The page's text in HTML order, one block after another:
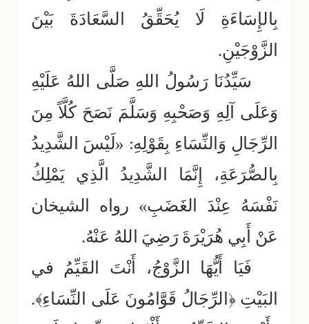
بِالإِسَاءَةِ لَا يُحَقِّقُ السَّعَادَةَ بَيْنَ
الزَّوْجَيْنِ.
سَيِّدُنَا رَسُولُ اللهِ صَلَّى اللهُ عَلَيْهِ
وَعَلَى آلِهِ وَصَحْبِهِ وَسَلَّمَ نَصَحَ كُلَّاً مِنَ
الرِّجَالِ وَالنِّسَاءِ بِقَوْلِهِ: «لَيْسَ الشَّدِيدُ
بِالصُّرَعَةِ، إِنَّمَا الشَّدِيدُ الَّذِي يَمْلِكُ
نَفْسَهُ عِنْدَ الغَضَبِ» رواه الشيخان
عَنْ أَبِي هُرَيْرَةَ رَضِيَ اللهُ عَنْهُ.
فَيَا أَيُّهَا الزَّوْجُ، أَنْتَ القَيِّمُ في
البَيْتِ ﴿الرِّجَالُ قَوَّامُونَ عَلَى النِّسَاءِ﴾.